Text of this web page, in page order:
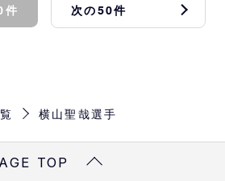
件 次の50件
横山聖哉選手
TOP